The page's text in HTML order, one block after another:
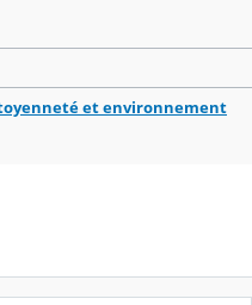
et environnement